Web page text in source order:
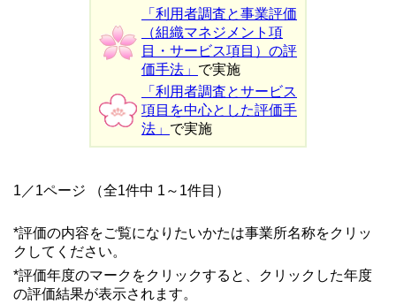
「利用者調査と事業評価
（組織マネジメント項
目・サービス項目）の評
価手法」 で実施
「利用者調査とサービス
項目を中心とした評価手
法」 で実施
1／1ページ （全1件中 1～1件目）
*評価の内容をご覧になりたいかたは事業所名称をクリッ
クしてください。
*評価年度のマークをクリックすると、クリックした年度
の評価結果が表示されます。